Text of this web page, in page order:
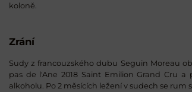
koloně.
Zrání
Sudy z francouzského dubu Seguin Moreau
pas de l'Ane 2018 Saint Emilion Grand Cru
alkoholu. Po 2 měsících ležení v sudech se rum